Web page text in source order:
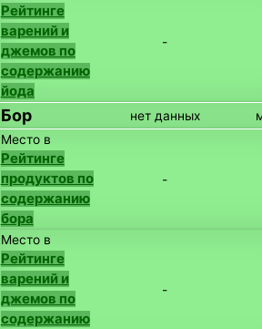
Рейтинге
варений и
джемов по
содержанию
йода
-
Бор нет данных
Место в
Рейтинге
продуктов по
содержанию
бора
-
Место в
Рейтинге
варений и
джемов по
содержанию
-